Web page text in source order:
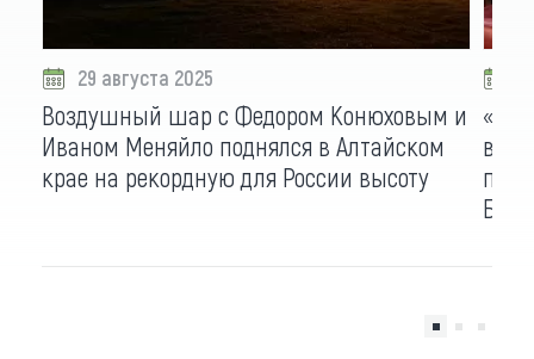
29 августа 2025
Воздушный шар с Федором Конюховым и
Иваном Меняйло поднялся в Алтайском
крае на рекордную для России высоту